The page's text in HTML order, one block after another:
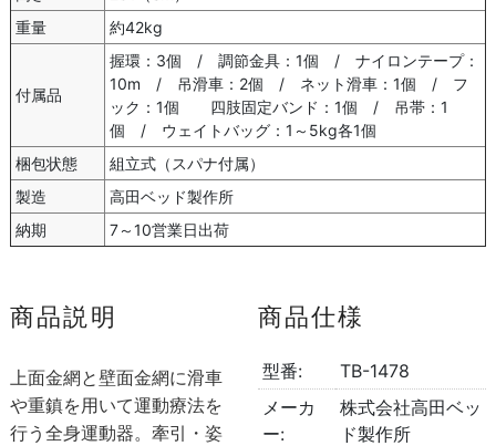
重量
約42kg
付属品
握環：3個 / 調節金具：1個 / ナイロンテープ：
10m / 吊滑車：2個 / ネット滑車：1個 / フ
ック：1個 四肢固定バンド：1個 / 吊帯：1
個 / ウェイトバッグ：1～5kg各1個
梱包状態
組立式（スパナ付属）
製造
高田ベッド製作所
納期
7～10営業日出荷
商品説明
上面金網と壁面金網に滑車
や重鎮を用いて運動療法を
行う全身運動器。牽引・姿
商品仕様
型番:
TB-1478
メーカ
ー:
株式会社高田ベッ
ド製作所